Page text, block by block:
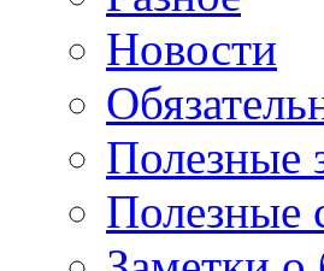
Новости
Полезные
Полезные